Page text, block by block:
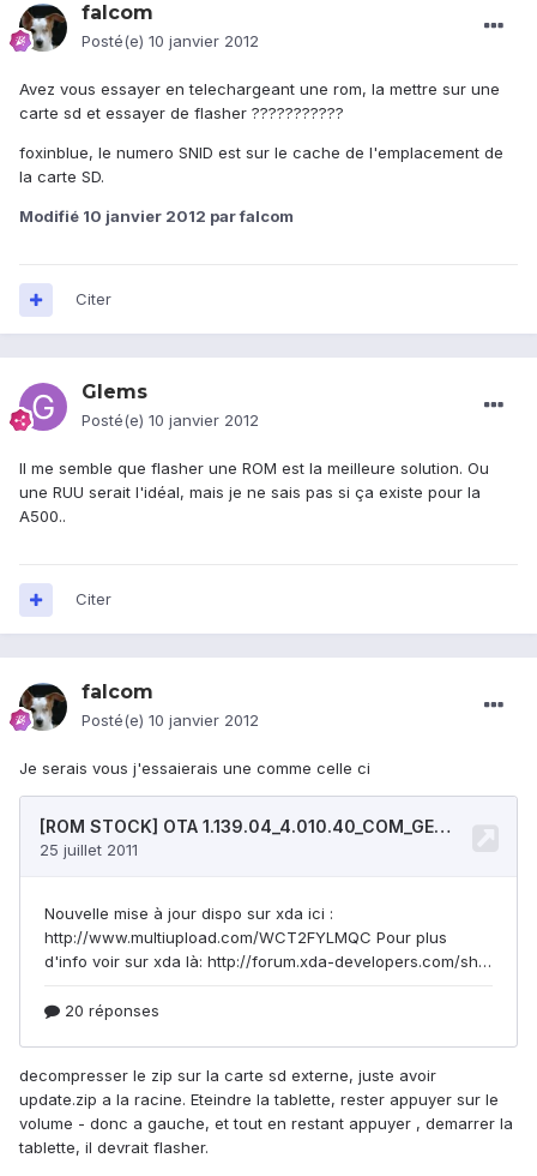
falcom
Posté(e) 10 janvier 2012
Avez vous essayer en telechargeant une rom, la mettre sur une
carte sd et essayer de flasher ???????????
foxinblue, le numero SNID est sur le cache de l'emplacement de
la carte SD.
Modifié 10 janvier 2012 par falcom
Citer
Glems
Posté(e) 10 janvier 2012
Il me semble que flasher une ROM est la meilleure solution. Ou
une RUU serait l'idéal, mais je ne sais pas si ça existe pour la
A500..
Citer
falcom
Posté(e) 10 janvier 2012
Je serais vous j'essaierais une comme celle ci
decompresser le zip sur la carte sd externe, juste avoir
update.zip a la racine. Eteindre la tablette, rester appuyer sur le
volume - donc a gauche, et tout en restant appuyer , demarrer la
tablette, il devrait flasher.